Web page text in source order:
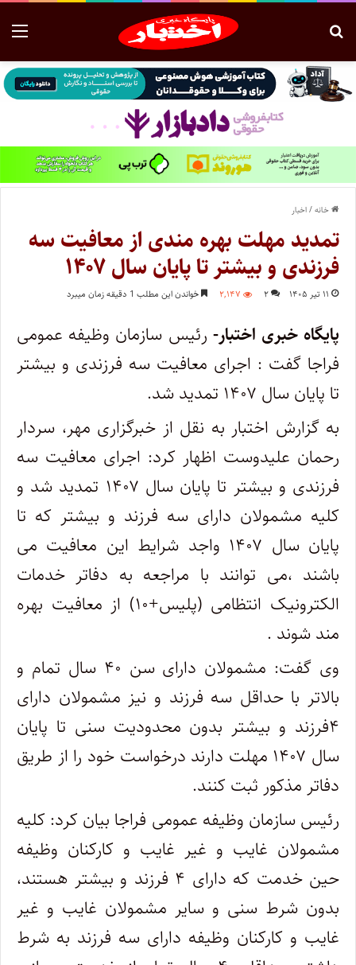
خانه/اخبار
تمدید مهلت بهره مندی از معافیت سه
فرزندی و بیشتر تا پایان سال ۱۴۰۷ ‌
۱۱ تیر ۱۴۰۵ ۲ ۲,۱۴۷ خواندن این مطلب 1 دقیقه زمان میبرد
پایگاه خبری اختبار- رئیس سازمان وظیفه عمومی
فراجا گفت : اجرای معافیت سه فرزندی و بیشتر
تا پایان سال ۱۴۰۷ تمدید شد.
به گزارش اختبار به نقل از خبرگزاری مهر، سردار
رحمان علیدوست اظهار کرد: اجرای معافیت سه
فرزندی و بیشتر تا پایان سال ۱۴۰۷ تمدید شد و
کلیه مشمولان دارای سه فرزند و بیشتر که تا
پایان سال ۱۴۰۷ واجد شرایط این معافیت می
باشند ،می توانند با مراجعه به دفاتر خدمات
الکترونیک انتظامی (پلیس+۱۰) از معافیت بهره
مند شوند .
وی گفت: مشمولان دارای سن ۴۰ سال تمام و
بالاتر با حداقل سه فرزند و نیز مشمولان دارای
۴فرزند و بیشتر بدون محدودیت سنی تا پایان
سال ۱۴۰۷ مهلت دارند درخواست خود را از طریق
دفاتر مذکور ثبت کنند.
رئیس سازمان وظیفه عمومی فراجا بیان کرد: کلیه
مشمولان غایب و غیر غایب و کارکنان وظیفه
حین خدمت که دارای ۴ فرزند و بیشتر هستند،
بدون شرط سنی و سایر مشمولان غایب و غیر
غایب و کارکنان وظیفه دارای سه فرزند به شرط